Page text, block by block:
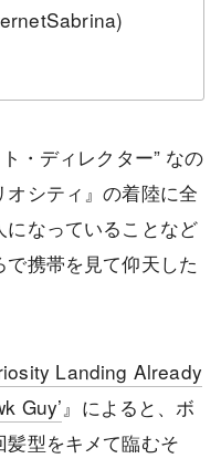
・ディレクター” なの
シティ』の着陸に全
なっていることなど
携帯を見て仰天した
Landing Already
Guy’』によると、ボ
型をキメて臨むそ